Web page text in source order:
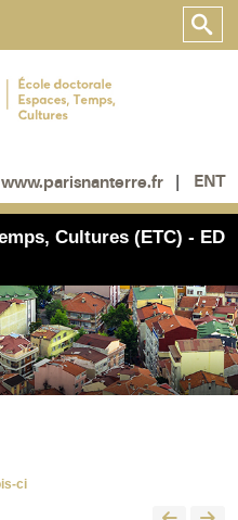
www.parisnanterre.fr ENT
Cultures (ETC) - ED
ci